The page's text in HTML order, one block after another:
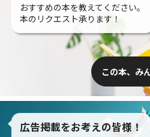
おすすめの本を教えてください。
本のリクエスト承ります！
この本、み
広告掲載をお考えの皆様！